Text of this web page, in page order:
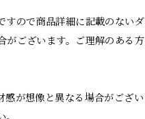
すので商品詳細に記載のないダ
がございます。ご理解のある方
感が想像と異なる場合がござい